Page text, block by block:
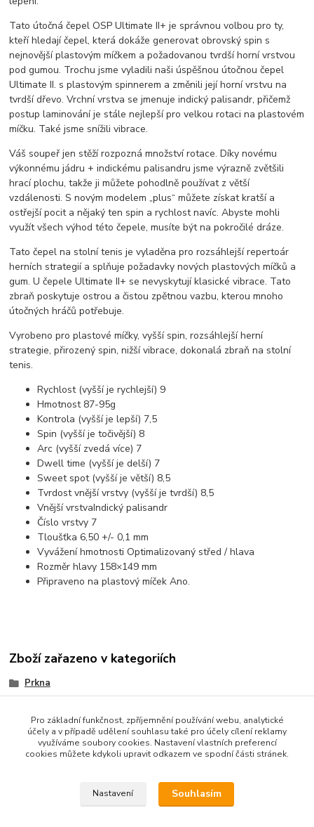
Tato útočná čepel OSP Ultimate II+ je správnou volbou pro ty,
kteří hledají čepel, která dokáže generovat obrovský spin s
nejnovější plastovým míčkem a požadovanou tvrdší horní vrstvou
pod gumou. Trochu jsme vyladili naši úspěšnou útočnou čepel
Ultimate II. s plastovým spinnerem a změnili její horní vrstvu na
tvrdší dřevo. Vrchní vrstva se jmenuje indický palisandr, přičemž
postup laminování je stále nejlepší pro velkou rotaci na plastovém
míčku. Také jsme snížili vibrace.
Váš soupeř jen stěží rozpozná množství rotace. Díky novému
výkonnému jádru + indickému palisandru jsme výrazně zvětšili
hrací plochu, takže ji můžete pohodlně používat z větší
vzdálenosti. S novým modelem „plus“ můžete získat kratší a
ostřejší pocit a nějaký ten spin a rychlost navíc. Abyste mohli
využít všech výhod této čepele, musíte být na pokročilé dráze.
Tato čepel na stolní tenis je vyladěna pro rozsáhlejší repertoár
herních strategií a splňuje požadavky nových plastových míčků a
gum. U čepele Ultimate II+ se nevyskytují klasické vibrace. Tato
zbraň poskytuje ostrou a čistou zpětnou vazbu, kterou mnoho
útočných hráčů potřebuje.
Vyrobeno pro plastové míčky, vyšší spin, rozsáhlejší herní
strategie, přirozený spin, nižší vibrace, dokonalá zbraň na stolní
tenis.
Rychlost (vyšší je rychlejší) 9
Hmotnost 87-95g
Kontrola (vyšší je lepší) 7,5
Spin (vyšší je točivější) 8
Arc (vyšší zvedá více) 7
Dwell time (vyšší je delší) 7
Sweet spot (vyšší je větší) 8,5
Tvrdost vnější vrstvy (vyšší je tvrdší) 8,5
Vnější vrstvaIndický palisandr
Číslo vrstvy 7
Tloušťka 6,50 +/- 0,1 mm
Vyvážení hmotnosti Optimalizovaný střed / hlava
Rozměr hlavy 158×149 mm
Připraveno na plastový míček Ano.
Zboží zařazeno v kategoriích
Prkna
Pro základní funkčnost, zpříjemnění používání webu, analytické
účely a v případě udělení souhlasu také pro účely cílení reklamy
využíváme soubory cookies. Nastavení vlastních preferencí
cookies můžete kdykoli upravit odkazem ve spodní části stránek.
Nastavení Souhlasím